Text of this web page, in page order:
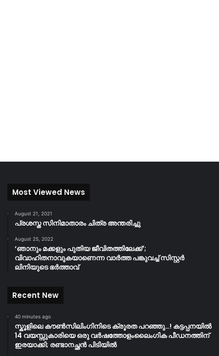
Most Viewed News
August 21, 2021
പ്രശസ്ത സിനിമാതാരം ചിത്ര അന്തരിച്ചു
August 25, 2022
‘ഞാനും മക്കളും പുതിയ ജീവിതത്തിലേക്ക്’;
വിവാഹിതനാവുകയാണെന്ന വാർത്ത പങ്കുവച്ച് സിസ്റ്റർ
ലിനിയുടെ ഭർത്താവ്
Recent New
40 minutes ago
സ്കൂളിലെ കൗൺസിലിംഗിനിടെ ക്രൂരത പറഞ്ഞു…! കട്ടപ്പനയിൽ
14 വയസ്സുകാരിയെ ഒരു വർഷത്തോളംലൈംഗിക പീഡനത്തിന്
ഇരയാക്കി; രണ്ടാനച്ഛൻ പിടിയിൽ